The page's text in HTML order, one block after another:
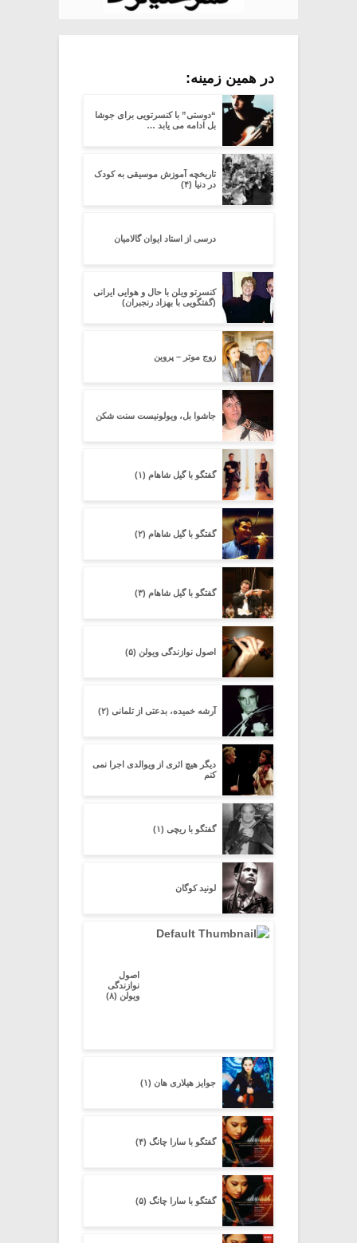
در همین زمینه:
“دوستی” با کنسرتویی برای جوشا
بل ادامه می یابد …
تاریخچه آموزش موسیقی به کودک
در دنیا (۴)
درسی از استاد ایوان گالامیان
کنسرتو ویلن با حال و هوایی ایرانی
(گفتگویی با بهزاد رنجبران)
زوج موتر – پروین
جاشوا بل، ویولونیست سنت شکن
گفتگو با گیل شاهام (۱)
گفتگو با گیل شاهام (۲)
گفتگو با گیل شاهام (۳)
اصول نوازندگی ویولن (۵)
آرشه خمیده، بدعتی از تلمانی (۲)
دیگر هیچ اثرى از ویوالدى اجرا نمى
کنم
گفتگو با ریچی (۱)
لونید کوگان
اصول
نوازندگی
ویولن (۸)
جوایز هیلاری هان (۱)
گفتگو با سارا چانگ (۴)
گفتگو با سارا چانگ (۵)